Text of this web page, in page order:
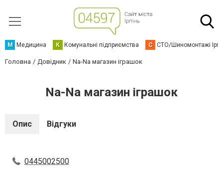
М Медицина К Комунальні підприємства С СТО/Шиномонтажі
Головна Довідник Na-Na магазин іграшок
Na-Na магазин іграшок
Опис Відгуки
0445002500